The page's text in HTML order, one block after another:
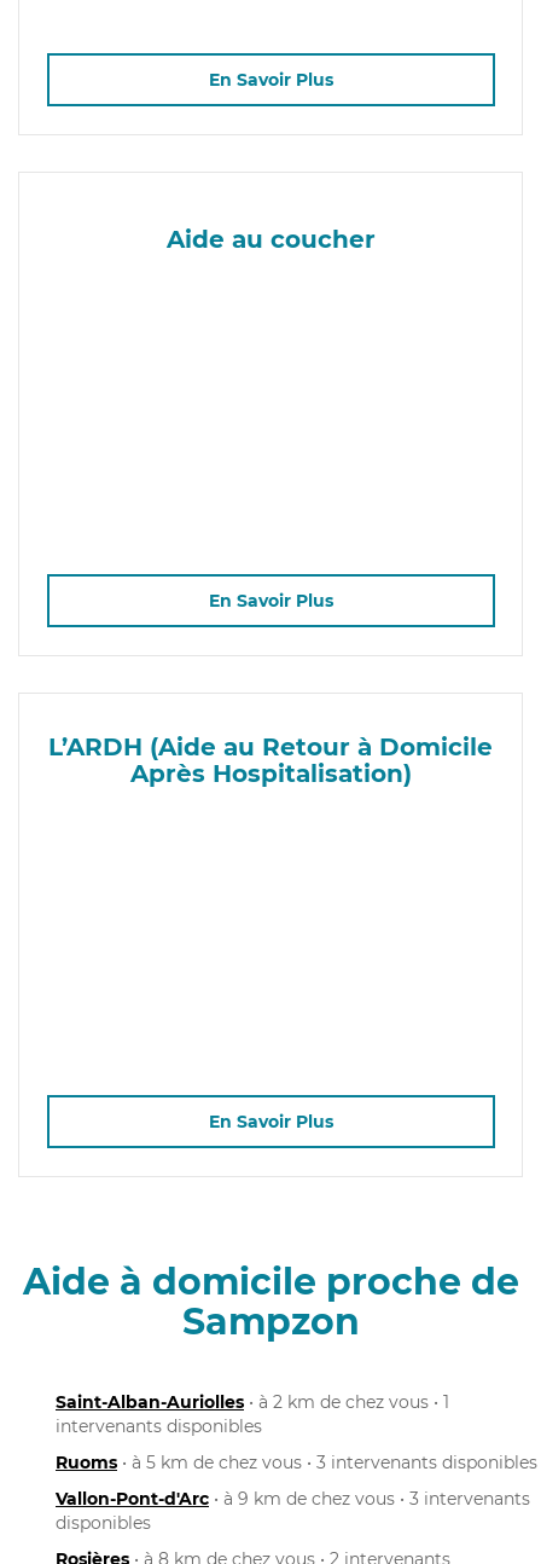
En Savoir Plus
Aide au coucher
En Savoir Plus
L’ARDH (Aide au Retour à Domicile
Après Hospitalisation)
En Savoir Plus
Aide à domicile proche de
Sampzon
Saint-Alban-Auriolles • à 2 km de chez vous • 1
intervenants disponibles
Ruoms • à 5 km de chez vous • 3 intervenants disponibles
Vallon-Pont-d'Arc • à 9 km de chez vous • 3 intervenants
disponibles
Rosières • à 8 km de chez vous • 2 intervenants